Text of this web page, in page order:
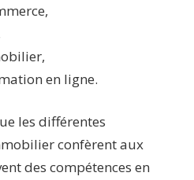
en ligne.
les différentes
confèrent aux
des compétences en